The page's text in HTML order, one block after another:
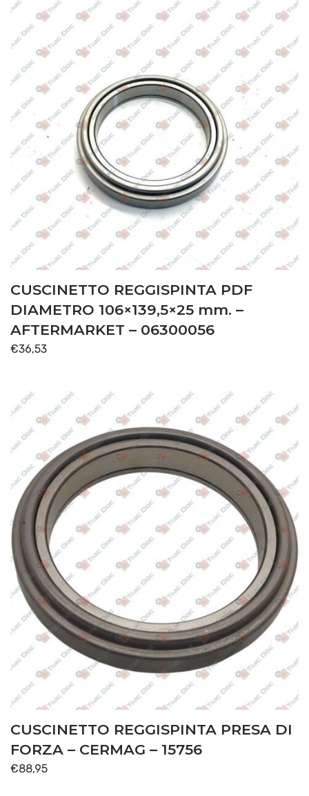
CUSCINETTO REGGISPINTA PDF
DIAMETRO 106×139,5×25 mm. –
AFTERMARKET – 06300056
€36,53
CUSCINETTO REGGISPINTA PRESA DI
FORZA – CERMAG – 15756
€88,95